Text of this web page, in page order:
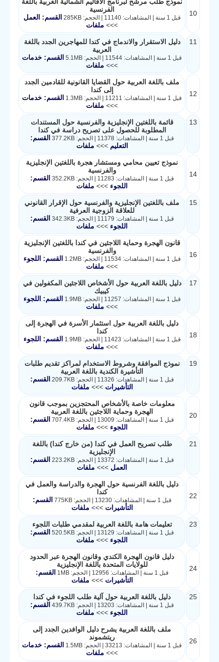
10
الفرنسية
قبل 1 سنة | المشاهدات: 11140 | الحجم: 285KB
القسم: العمل
>>> ملفات
11
دليل الاستقرار والاندماج في كندا للمهاجرين الجدد باللغة
العربية
قبل 1 سنة | المشاهدات: 11544 | الحجم: 5.1MB
القسم: خدمات
>>> ملفات
12
ملف باللغة العربية حول القضايا القانونية للقادمين الجدد
إلى كندا
قبل 1 سنة | المشاهدات: 11211 | الحجم: 1.3MB
القسم: خدمات
>>> ملفات
13
قائمة باللغتين الإنجليزية والفرنسية حول المستندات
المطلوبة للحصول على تصريح دراسة في كندا
قبل 1 سنة | المشاهدات: 11378 | الحجم: 377.2KB
القسم:
التعليم>>> ملفات
14
نموذج تعيين محامي ومستشار هجرة باللغتين الإنجليزية
والفرنسية
قبل 1 سنة | المشاهدات: 11283 | الحجم: 352.2KB
القسم:
اللجوء >>> ملفات
15
ملف باللغتين الإنجليزية والفرنسية حول الإقرار القانوني
للعلاقة الزوجية العرفية
قبل 1 سنة | المشاهدات: 11179 | الحجم: 342.3KB
القسم:
اللجوء >>> ملفات
16
قانون الهجرة وحماية اللاجئين في كندا باللغتين الإنجليزية
والفرنسية
قبل 1 سنة | المشاهدات: 11534 | الحجم: 1.2MB
القسم: اللجوء
>>> ملفات
17
دليل باللغة العربية حول الأشخاص اللاجئين المكفولين في
كيبيك
قبل 1 سنة | المشاهدات: 11257 | الحجم: 1.9MB
القسم: اللجوء
>>> ملفات
18
دليل باللغة العربية حول استثمار الأسرة في الهجرة إلى
كندا
قبل 1 سنة | المشاهدات: 11423 | الحجم: 1.9MB
القسم: اللجوء
>>> ملفات
19
نموذج الموافقة وشروط الاستخدام لمراكز تقديم طلبات
التأشيرة الكندية باللغة العربية
قبل 1 سنة | المشاهدات: 11326 | الحجم: 209.7KB
القسم:
التأشيرات>>> ملفات
20
معلومات خاصة بالأشخاص المحتجزين بموجب قانون
الهجرة وحماية اللاجئين باللغة العربية
قبل 1 سنة | المشاهدات: 13009 | الحجم: 707.4KB
القسم:
اللجوء >>> ملفات
21
طلب تصريح العمل في كندا (من خارج كندا) باللغة
الإنجليزية
قبل 1 سنة | المشاهدات: 13372 | الحجم: 223.2KB
القسم:
العمل >>> ملفات
22
دليل باللغة الفرنسية حول الهجرة والدراسة والعمل في
كندا
قبل 1 سنة | المشاهدات: 13230 | الحجم: 775KB
القسم:
التأشيرات>>> ملفات
23 تعليمات هامة باللغة العربية لمقدمي طلبات اللجوء
قبل 1 سنة | المشاهدات: 13129 | الحجم: 520.5KB
القسم:
اللجوء >>> ملفات
24
دليل قانون الهجرة الكندي وقانون الهجرة عبر الحدود
للولايات المتحدة باللغة الإنجليزية
قبل 1 سنة | المشاهدات: 12956 | الحجم: 1MB
القسم:
التأشيرات>>> ملفات
25 دليل باللغة العربية حول آلية طلب اللجوء في كندا
قبل 1 سنة | المشاهدات: 13203 | الحجم: 439.7KB
القسم:
اللجوء >>> ملفات
26
ملف باللغة العربية يشرح دليل الوافدين الجدد إلى
ريتشموند
قبل 1 سنة | المشاهدات: 33213 | الحجم: 1.5MB
القسم: خدمات
>>> ملفات